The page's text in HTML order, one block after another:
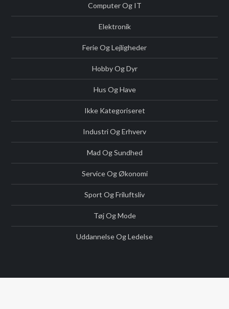
Computer Og IT
Elektronik
Ferie Og Lejligheder
Hobby Og Dyr
Hus Og Have
Ikke Kategoriseret
Industri Og Erhverv
Mad Og Sundhed
Service Og Økonomi
Sport Og Friluftsliv
Tøj Og Mode
Uddannelse Og Ledelse